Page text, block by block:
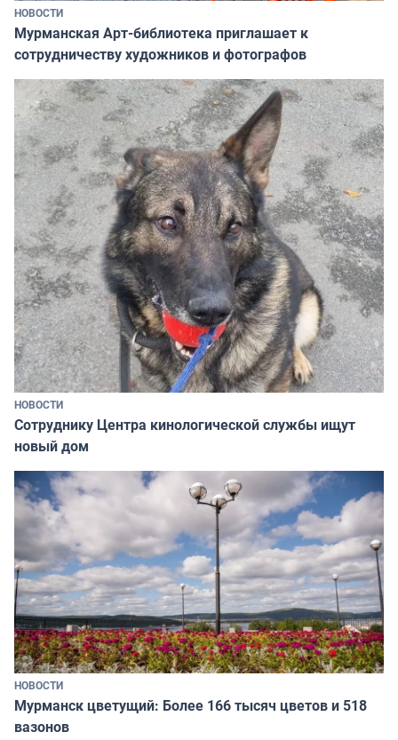
НОВОСТИ
Мурманская Арт-библиотека приглашает к
сотрудничеству художников и фотографов
НОВОСТИ
Сотруднику Центра кинологической службы ищут
новый дом
НОВОСТИ
Мурманск цветущий: Более 166 тысяч цветов и 518
вазонов